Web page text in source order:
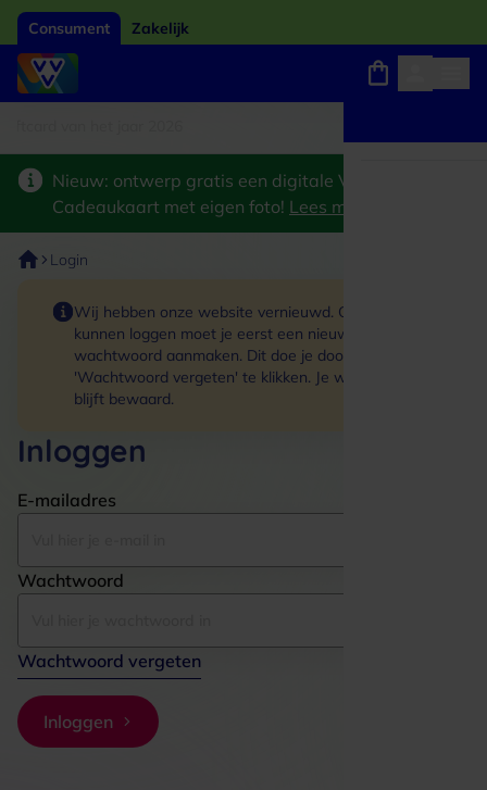
Consument Zakelijk
Nieuw: ontwerp gratis een digitale VVV
Cadeaukaart met eigen foto! Lees meer
Login
Wij hebben onze website vernieuwd. Om in te
kunnen loggen moet je eerst een nieuw
wachtwoord aanmaken. Dit doe je door op de link
'Wachtwoord vergeten' te klikken. Je winkelmand
blijft bewaard.
Inloggen
E-mailadres
Wachtwoord
Wachtwoord vergeten
Inloggen